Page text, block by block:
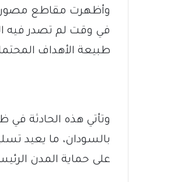
وأظهرت مقاطع
في وقت لم تصدر فيه
طبيعة الأهداف
وتأتي هذه الحادثة في
بالسودان، ما يعيد
على حماية المدن